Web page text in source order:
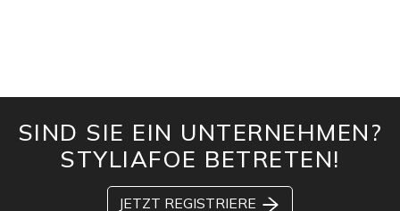
SIND SIE EIN UNTERNEHMEN?
STYLIAFOE BETRETEN!
JETZT REGISTRIERE